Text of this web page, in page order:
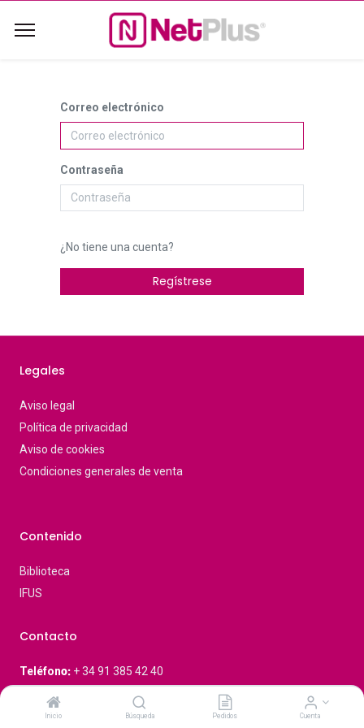
Inicio Búsqueda Pedidos Cuenta
Correo electrónico
Contraseña
¿No tiene una cuenta?
Regístrese
Legales
Aviso legal
Política de privacidad
Aviso de cookies
Condiciones generales de venta
Contenido
Biblioteca
IFUS
Contacto
Teléfono: + 34 91 385 42 40
E-mail: info@netplusdental.com